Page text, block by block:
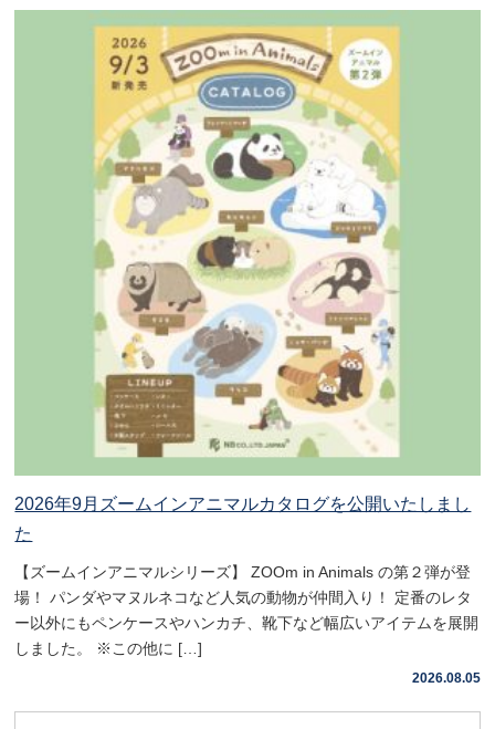
2026年9月ズームインアニマルカタログを公開いたしまし
た
【ズームインアニマルシリーズ】 ZOOm in Animals の第２弾が登
場！ パンダやマヌルネコなど人気の動物が仲間入り！ 定番のレタ
ー以外にもペンケースやハンカチ、靴下など幅広いアイテムを展開
しました。 ※この他に […]
2026.08.05